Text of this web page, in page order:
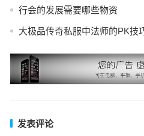
行会的发展需要哪些物资
大极品传奇私服中法师的PK技
发表评论